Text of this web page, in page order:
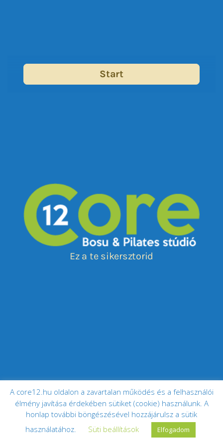
A core12.hu oldalon a zavartalan működés és a felhasználói
élmény javítása érdekében sütiket (cookie) használunk. A
honlap további böngészésével hozzájárulsz a sütik
használatához.
Süti beállítások Elfogadom